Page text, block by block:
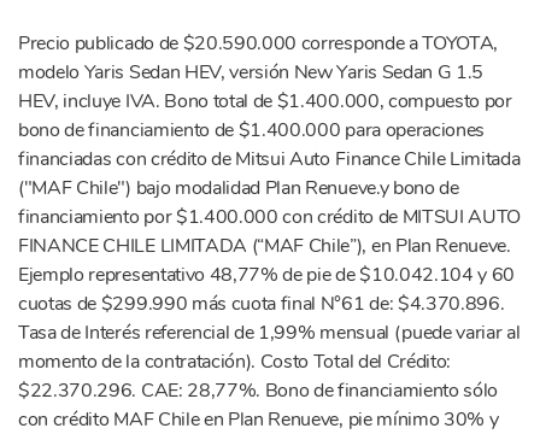
Precio publicado de $20.590.000 corresponde a TOYOTA,
modelo Yaris Sedan HEV, versión New Yaris Sedan G 1.5
HEV, incluye IVA. Bono total de $1.400.000, compuesto por
bono de financiamiento de $1.400.000 para operaciones
financiadas con crédito de Mitsui Auto Finance Chile Limitada
("MAF Chile") bajo modalidad Plan Renueve.y bono de
financiamiento por $1.400.000 con crédito de MITSUI AUTO
FINANCE CHILE LIMITADA (“MAF Chile”), en Plan Renueve.
Ejemplo representativo 48,77% de pie de $10.042.104 y 60
cuotas de $299.990 más cuota final N°61 de: $4.370.896.
Tasa de Interés referencial de 1,99% mensual (puede variar al
momento de la contratación). Costo Total del Crédito:
$22.370.296. CAE: 28,77%. Bono de financiamiento sólo
con crédito MAF Chile en Plan Renueve, pie mínimo 30% y